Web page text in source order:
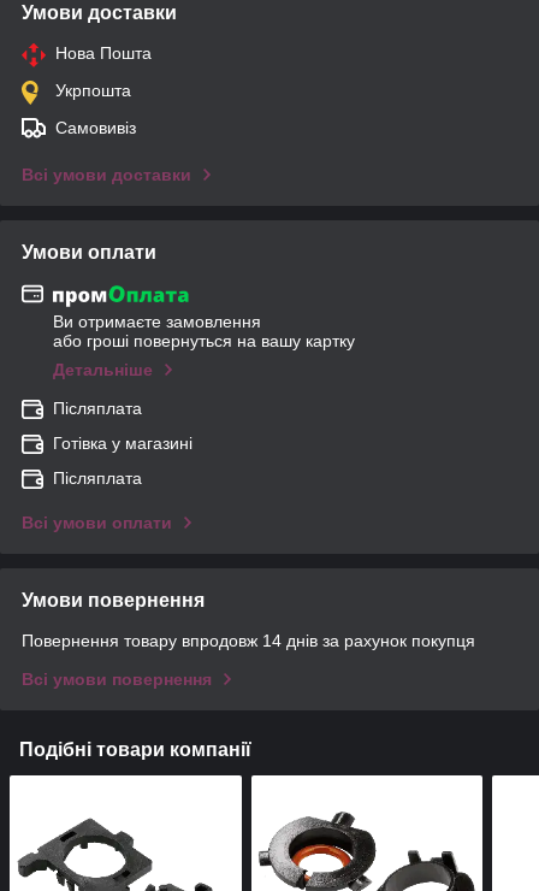
Умови доставки
Нова Пошта
Укрпошта
Самовивіз
Всі умови доставки
Умови оплати
Ви отримаєте замовлення
або гроші повернуться на вашу картку
Детальніше
Післяплата
Готівка у магазині
Післяплата
Всі умови оплати
Умови повернення
Повернення товару впродовж 14 днів за рахунок покупця
Всі умови повернення
Подібні товари компанії